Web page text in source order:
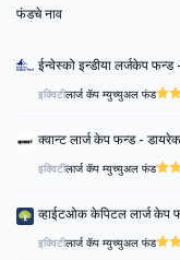
फंडचे नाव
ईन्वेस्को इन्डीया लर्जकेप फन्ड
इक्विटीलार्ज कॅप म्युच्युअल फंड
क्वान्ट लार्ज केप फन्ड -
इक्विटीलार्ज कॅप म्युच्युअल फंड
व्हाईटओक केपिटल लार्ज केप
इक्विटीलार्ज कॅप म्युच्युअल फंड